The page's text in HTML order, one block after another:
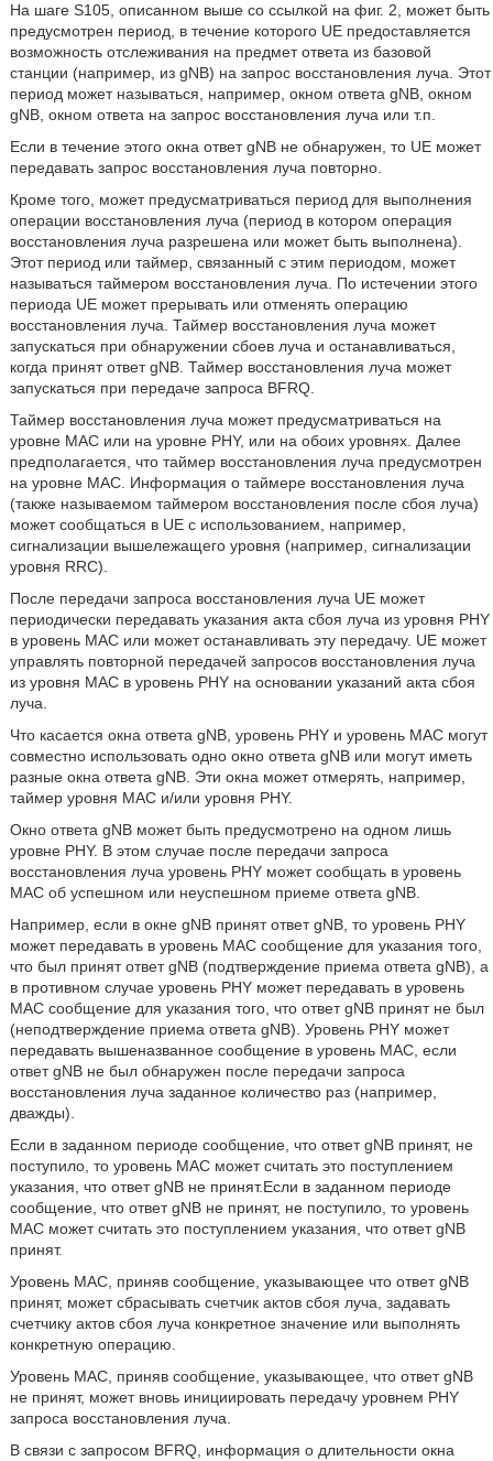
На шаге S105, описанном выше со ссылкой на фиг. 2, может быть
предусмотрен период, в течение которого UE предоставляется
возможность отслеживания на предмет ответа из базовой
станции (например, из gNB) на запрос восстановления луча. Этот
период может называться, например, окном ответа gNB, окном
gNB, окном ответа на запрос восстановления луча или т.п.
Если в течение этого окна ответ gNB не обнаружен, то UE может
передавать запрос восстановления луча повторно.
Кроме того, может предусматриваться период для выполнения
операции восстановления луча (период в котором операция
восстановления луча разрешена или может быть выполнена).
Этот период или таймер, связанный с этим периодом, может
называться таймером восстановления луча. По истечении этого
периода UE может прерывать или отменять операцию
восстановления луча. Таймер восстановления луча может
запускаться при обнаружении сбоев луча и останавливаться,
когда принят ответ gNB. Таймер восстановления луча может
запускаться при передаче запроса BFRQ.
Таймер восстановления луча может предусматриваться на
уровне MAC или на уровне PHY, или на обоих уровнях. Далее
предполагается, что таймер восстановления луча предусмотрен
на уровне MAC. Информация о таймере восстановления луча
(также называемом таймером восстановления после сбоя луча)
может сообщаться в UE с использованием, например,
сигнализации вышележащего уровня (например, сигнализации
уровня RRC).
После передачи запроса восстановления луча UE может
периодически передавать указания акта сбоя луча из уровня PHY
в уровень MAC или может останавливать эту передачу. UE может
управлять повторной передачей запросов восстановления луча
из уровня MAC в уровень PHY на основании указаний акта сбоя
луча.
Что касается окна ответа gNB, уровень PHY и уровень MAC могут
совместно использовать одно окно ответа gNB или могут иметь
разные окна ответа gNB. Эти окна может отмерять, например,
таймер уровня MAC и/или уровня PHY.
Окно ответа gNB может быть предусмотрено на одном лишь
уровне PHY. В этом случае после передачи запроса
восстановления луча уровень PHY может сообщать в уровень
MAC об успешном или неуспешном приеме ответа gNB.
Например, если в окне gNB принят ответ gNB, то уровень PHY
может передавать в уровень MAC сообщение для указания того,
что был принят ответ gNB (подтверждение приема ответа gNB), а
в противном случае уровень PHY может передавать в уровень
MAC сообщение для указания того, что ответ gNB принят не был
(неподтверждение приема ответа gNB). Уровень PHY может
передавать вышеназванное сообщение в уровень MAC, если
ответ gNB не был обнаружен после передачи запроса
восстановления луча заданное количество раз (например,
дважды).
Если в заданном периоде сообщение, что ответ gNB принят, не
поступило, то уровень MAC может считать это поступлением
указания, что ответ gNB не принят.Если в заданном периоде
сообщение, что ответ gNB не принят, не поступило, то уровень
MAC может считать это поступлением указания, что ответ gNB
принят.
Уровень MAC, приняв сообщение, указывающее что ответ gNB
принят, может сбрасывать счетчик актов сбоя луча, задавать
счетчику актов сбоя луча конкретное значение или выполнять
конкретную операцию.
Уровень MAC, приняв сообщение, указывающее, что ответ gNB
не принят, может вновь инициировать передачу уровнем PHY
запроса восстановления луча.
В связи с запросом BFRQ, информация о длительности окна